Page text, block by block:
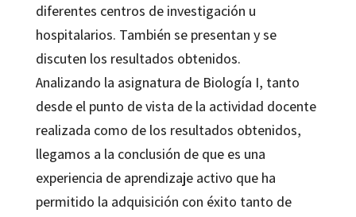
diferentes centros de investigación u
hospitalarios. También se presentan y se
discuten los resultados obtenidos.
Analizando la asignatura de Biología I, tanto
desde el punto de vista de la actividad docente
realizada como de los resultados obtenidos,
llegamos a la conclusión de que es una
experiencia de aprendizaje activo que ha
permitido la adquisición con éxito tanto de